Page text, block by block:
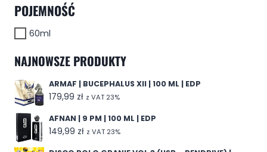
POJEMNOŚĆ
60ml
NAJNOWSZE PRODUKTY
ARMAF | BUCEPHALUS XII | 100 ML | EDP
179,99 zł z VAT 23%
AFNAN | 9 PM | 100 ML | EDP
149,99 zł z VAT 23%